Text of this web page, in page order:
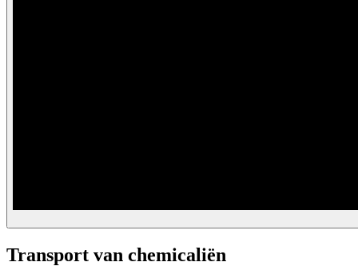
Transport van chemicaliën